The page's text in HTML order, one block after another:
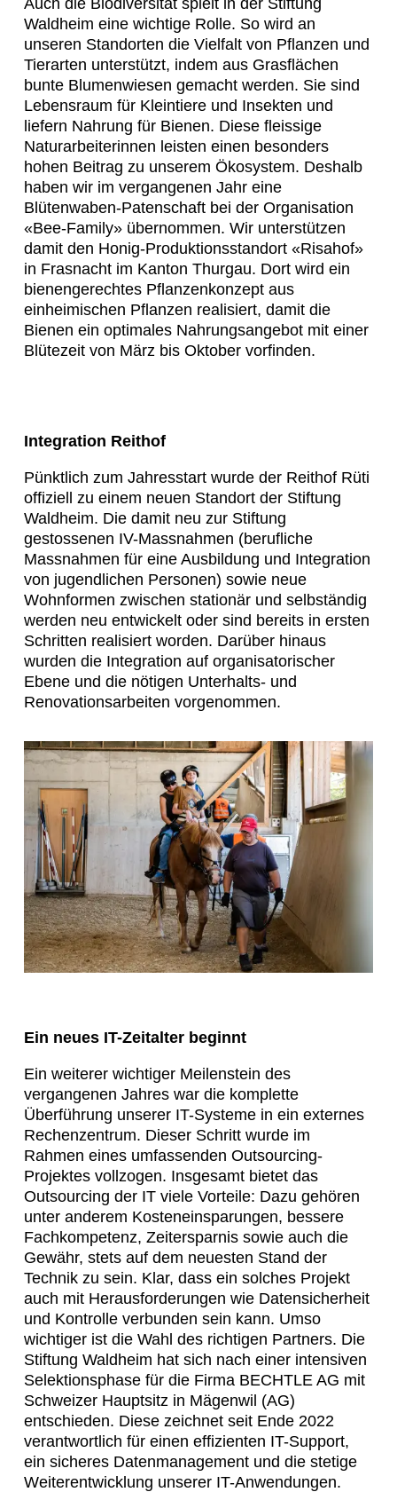
Waldheim eine wichtige Rolle. So wird an
unseren Standorten die Vielfalt von Pflanzen und
Tierarten unterstützt, indem aus Grasflächen
bunte Blumenwiesen gemacht werden. Sie sind
Lebensraum für Kleintiere und Insekten und
liefern Nahrung für Bienen. Diese fleissige
Naturarbeiterinnen leisten einen besonders
hohen Beitrag zu unserem Ökosystem. Deshalb
haben wir im vergangenen Jahr eine
Blütenwaben-Patenschaft bei der Organisation
«Bee-Family» übernommen. Wir unterstützen
damit den Honig-Produktionsstandort «Risahof»
in Frasnacht im Kanton Thurgau. Dort wird ein
bienengerechtes Pflanzenkonzept aus
einheimischen Pflanzen realisiert, damit die
Bienen ein optimales Nahrungsangebot mit einer
Blütezeit von März bis Oktober vorfinden.
Integration Reithof
Pünktlich zum Jahresstart wurde der Reithof Rüti
offiziell zu einem neuen Standort der Stiftung
Waldheim. Die damit neu zur Stiftung
gestossenen IV-Massnahmen (berufliche
Massnahmen für eine Ausbildung und Integration
von jugendlichen Personen) sowie neue
Wohnformen zwischen stationär und selbständig
werden neu entwickelt oder sind bereits in ersten
Schritten realisiert worden. Darüber hinaus
wurden die Integration auf organisatorischer
Ebene und die nötigen Unterhalts- und
Renovationsarbeiten vorgenommen.
Ein neues IT-Zeitalter beginnt
Ein weiterer wichtiger Meilenstein des
vergangenen Jahres war die komplette
Überführung unserer IT-Systeme in ein externes
Rechenzentrum. Dieser Schritt wurde im
Rahmen eines umfassenden Outsourcing-
Projektes vollzogen. Insgesamt bietet das
Outsourcing der IT viele Vorteile: Dazu gehören
unter anderem Kosteneinsparungen, bessere
Fachkompetenz, Zeitersparnis sowie auch die
Gewähr, stets auf dem neuesten Stand der
Technik zu sein. Klar, dass ein solches Projekt
auch mit Herausforderungen wie Datensicherheit
und Kontrolle verbunden sein kann. Umso
wichtiger ist die Wahl des richtigen Partners. Die
Stiftung Waldheim hat sich nach einer intensiven
Selektionsphase für die Firma BECHTLE AG mit
Schweizer Hauptsitz in Mägenwil (AG)
entschieden. Diese zeichnet seit Ende 2022
verantwortlich für einen effizienten IT-Support,
ein sicheres Datenmanagement und die stetige
Weiterentwicklung unserer IT-Anwendungen.